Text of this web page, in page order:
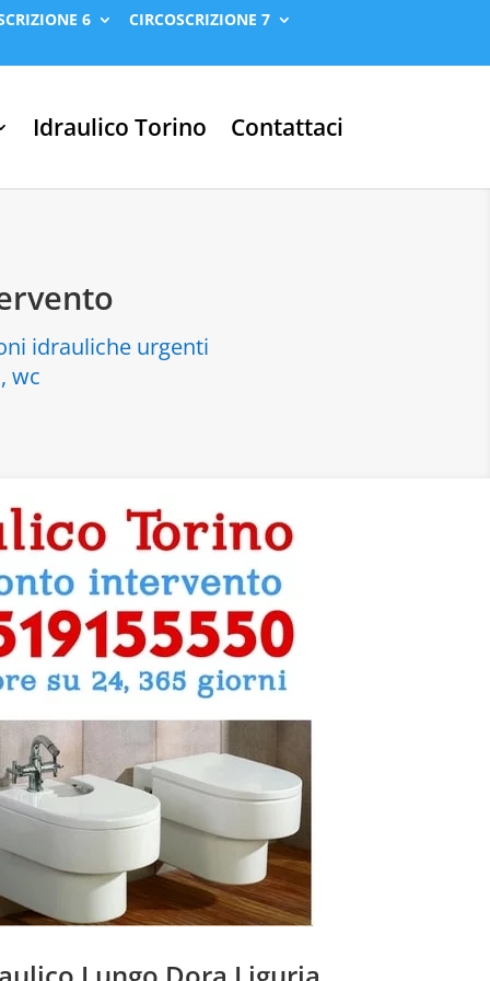
6 CIRCOSCRIZIONE 7
Idraulico Torino Contattaci
idrauliche urgenti
wc